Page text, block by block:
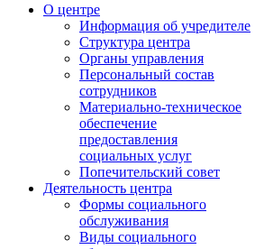
О центре
Информация об учредителе
Структура центра
Органы управления
Персональный состав
сотрудников
Материально-техническое
обеспечение
предоставления
социальных услуг
Попечительский совет
Деятельность центра
Формы социального
обслуживания
Виды социального